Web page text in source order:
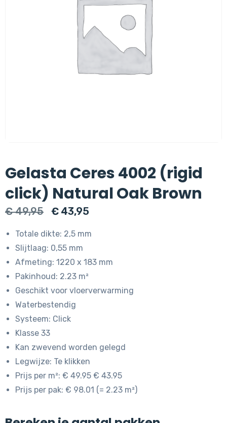
Gelasta Ceres 4002 (rigid
click) Natural Oak Brown
€49,95
Oorspronkelijke
€ 49,95.
€ 43,95
€ 43,95.
Totale dikte: 2,5 mm
Slijtlaag: 0,55 mm
Afmeting: 1220 x 183 mm
Pakinhoud: 2.23 m²
Geschikt voor vloerverwarming
Waterbestendig
Systeem: Click
Klasse 33
Kan zwevend worden gelegd
Legwijze: Te klikken
Prijs per m²: € 49.95 € 43.95
Prijs per pak: € 98.01 (= 2.23 m²)